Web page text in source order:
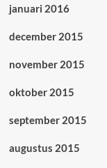
januari 2016
december 2015
november 2015
oktober 2015
september 2015
augustus 2015